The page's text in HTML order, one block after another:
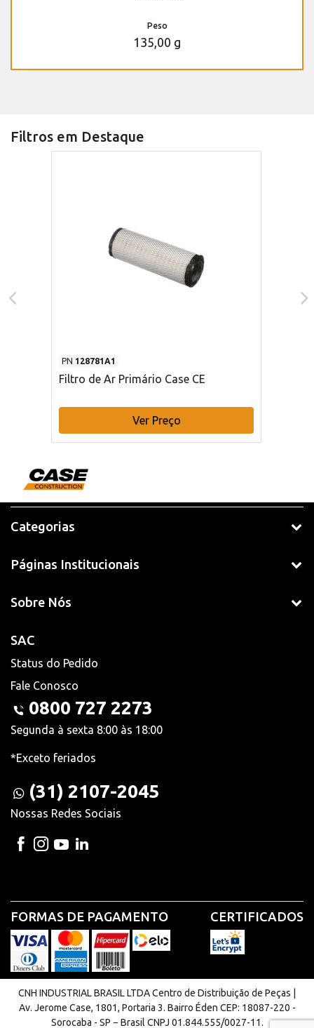
Peso
135,00 g
Filtros em Destaque
PN 128781A1
Filtro de Ar Primário Case CE
Ver Preço
Categorias
Páginas Institucionais
Sobre Nós
SAC
Status do Pedido
Fale Conosco
0800 727 2273
Segunda à sexta 8:00 às 18:00
*Exceto feriados
(31) 2107-2045
Nossas Redes Sociais
FORMAS DE PAGAMENTO CERTIFICADOS
CNH INDUSTRIAL BRASIL LTDA Centro de Distribuição de Peças |
Av. Jerome Case, 1801, Portaria 3. Bairro Éden CEP: 18087-220 -
Sorocaba - SP − Brasil CNPJ 01.844.555/0027-11.